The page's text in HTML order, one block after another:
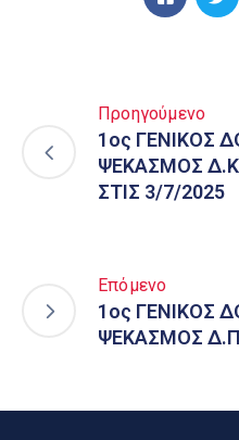
Προηγούμενο
1ος ΓΕΝΙΚΟΣ
ΨΕΚΑΣΜΟΣ
ΣΤΙΣ 3/7/2025
Επόμενο
1ος ΓΕΝΙΚΟΣ
ΨΕΚΑΣΜΟΣ